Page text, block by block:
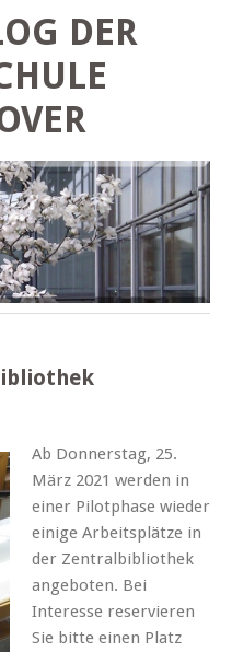
DER
Ab Donnerstag, 25.
März 2021 werden in
einer Pilotphase wieder
einige Arbeitsplätze in
der Zentralbibliothek
angeboten. Bei
Interesse reservieren
Sie bitte einen Platz